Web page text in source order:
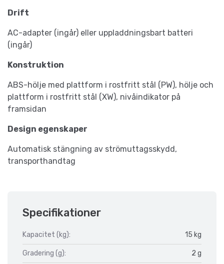
Drift
AC-adapter (ingår) eller uppladdningsbart batteri
(ingår)
Konstruktion
ABS-hölje med plattform i rostfritt stål (PW), hölje och
plattform i rostfritt stål (XW), nivåindikator på
framsidan
Design egenskaper
Automatisk stängning av strömuttagsskydd,
transporthandtag
Specifikationer
Kapacitet (kg): 15 kg
Gradering (g): 2 g